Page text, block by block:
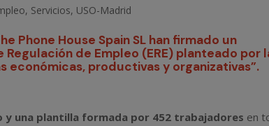
, Servicios, USO-Madrid
Phone House Spain SL han firmado un
de Empleo (ERE) planteado por
económicas, productivas y organizativas”.
y una plantilla formada por 452 trabajadores en